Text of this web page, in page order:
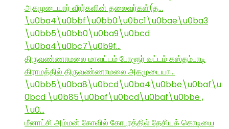
அகமுடையார் வீரர்களின் தலைவர்கள்(த…
\u0ba4\u0bbf\u0bb0\u0bc1\u0bae\u0ba3
\u0bb5\u0bb0\u0ba9\u0bcd
\u0ba4\u0bc7\u0b9f…
திருவண்ணாமலை மாவட்டம் போளூர் வட்டம் கஸ்தம்பாடி
கிராமத்தில் திருவண்ணாமலை அகமுடையா…
\u0bb5\u0ba8\u0bcd\u0ba4\u0bbe\u0baf\u
0bcd \u0b85\u0baf\u0bcd\u0baf\u0bbe ,
\u0…
மீனாட்சி அம்மன் கோவில் கோபுரத்தில் தேசியக் கொடியை